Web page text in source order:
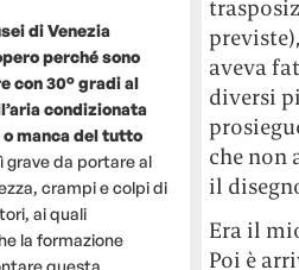
di Venezia
perché sono
con 30° gradi al
condizionata
manca del tutto
grave da portare al
crampi e colpi di
ai quali
la formazione
questa
aveva
diversi
che non
il
Era il
Poi è